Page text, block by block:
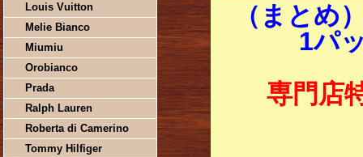
Louis Vuitton
Melie Bianco
Miumiu
Orobianco
Prada
Ralph Lauren
Roberta di Camerino
Tommy Hilfiger
（まとめ
1パ
専門店